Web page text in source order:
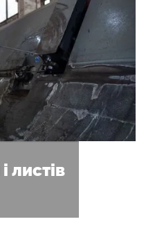
листів